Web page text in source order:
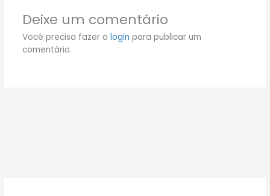
Deixe um comentário
Você precisa fazer o login para publicar um
comentário.